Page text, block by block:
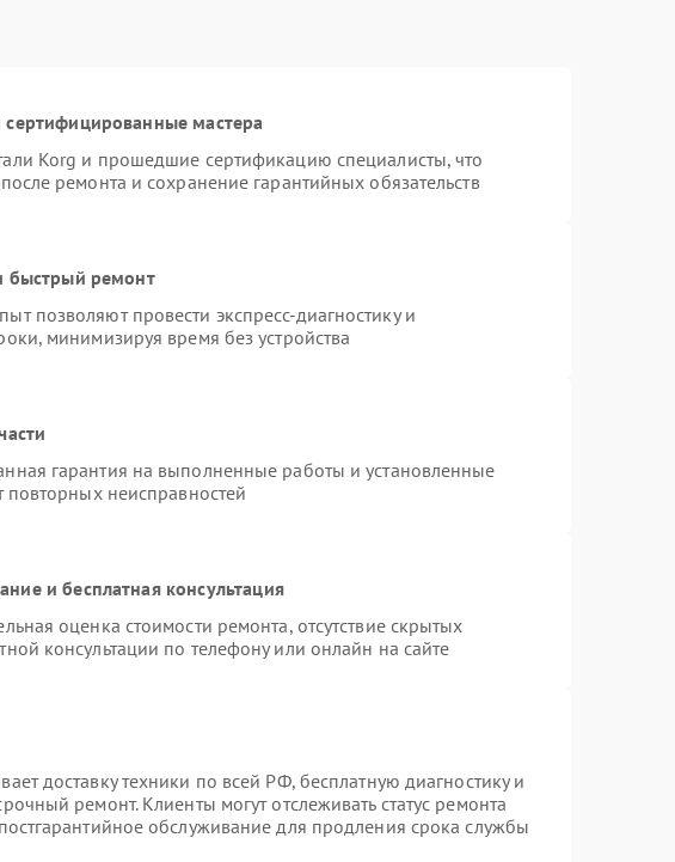
мастера
Korg и прошедшие сертификацию специалисты, что
ремонта и сохранение гарантийных обязательств
быстрый ремонт
позволяют провести экспресс-диагностику и
минимизируя время без устройства
гарантия на выполненные работы и установленные
повторных неисправностей
и бесплатная консультация
оценка стоимости ремонта, отсутствие скрытых
консультации по телефону или онлайн на сайте
доставку техники по всей РФ, бесплатную диагностику и
ремонт. Клиенты могут отслеживать статус ремонта
обслуживание для продления срока службы